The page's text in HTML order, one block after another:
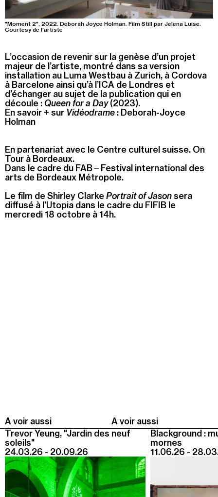
Trevor Yeung, "Jardin des neuf soleils"
Blackground : murmures des mornes
Summer Capc
15h00-16h00
Visite de "Blackground : murmures des mornes"
Mercredi 05 août
Visite ludique "Jardin des neufs soleils". Pour les 4
- 6 ans
16h30-17h30
20 mois - 3 ans
"Moment 2", 2022. Deborah Joyce Holman. Film Still par Jelena Luise.
Courtesy de l'artiste
L’occasion de revenir sur la genèse d’un projet
majeur de l’artiste, montré dans sa version
installation au Luma Westbau à Zurich, à Cordova
à Barcelone ainsi qu’à l’ICA de Londres et
d’échanger au sujet de la publication qui en
découle : Queen for a Day(2023).
En savoir + sur Vidéodrame : Deborah-Joyce
Holman
En partenariat avec le Centre culturel suisse. On
Tour à Bordeaux.
Dans le cadre du FAB – Festival international des
arts de Bordeaux Métropole.
Le film de Shirley ClarkePortrait of Jasonsera
diffusé à l’Utopia dans le cadre du FIFIB le
mercredi 18 octobre à 14h.
A voir aussi
A voir aussi
Trevor Yeung, "Jardin des neuf
soleils"
24.03.26 - 20.09.26
Blackground :
mornes
11.06.26 -